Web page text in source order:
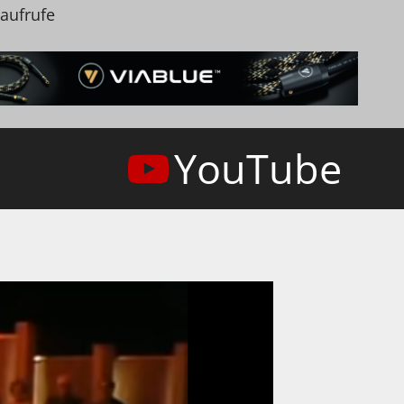
YouTube